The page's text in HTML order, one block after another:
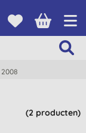
(2 producten)